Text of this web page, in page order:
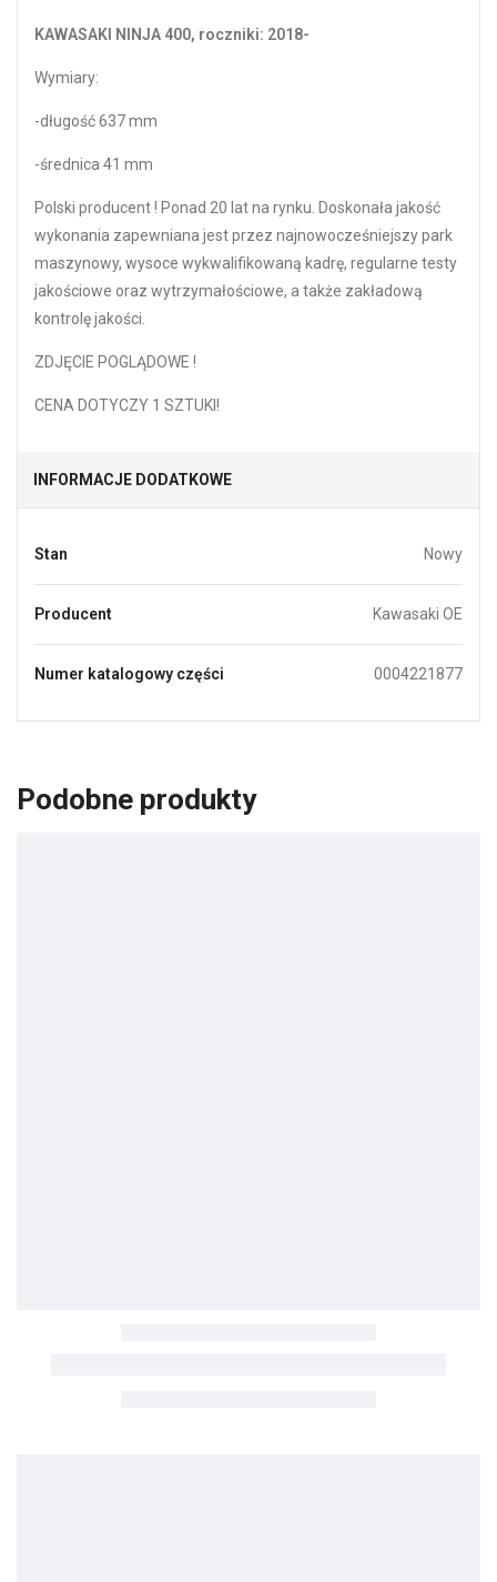
KAWASAKI NINJA 400, roczniki: 2018-
Wymiary:
-długość 637 mm
-średnica 41 mm
Polski producent ! Ponad 20 lat na rynku. Doskonała jakość
wykonania zapewniana jest przez najnowocześniejszy park
maszynowy, wysoce wykwalifikowaną kadrę, regularne testy
jakościowe oraz wytrzymałościowe, a także zakładową
kontrolę jakości.
ZDJĘCIE POGLĄDOWE !
CENA DOTYCZY 1 SZTUKI!
INFORMACJE DODATKOWE
Stan Nowy
Producent Kawasaki OE
Numer katalogowy części 0004221877
Podobne produkty